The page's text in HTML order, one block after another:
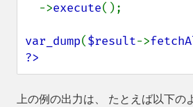
  ->
execute();
var_dump($result->
?>
上の例の出力は、 たとえば以下の